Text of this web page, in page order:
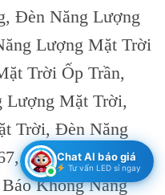
Đèn Năng Lượng
Lượng Mặt Trời
Trời Ốp Trần,
Lượng Mặt Trời,
Trời, Đèn Năng
Đèn Năng Lượng
Không Năng
Chat AI báo giá
Tư vấn LED sỉ ngay